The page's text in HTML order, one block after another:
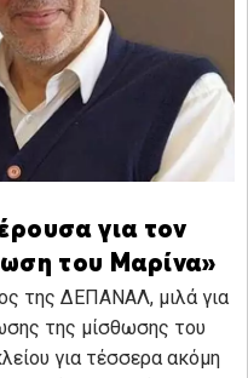
για τον
του Μαρίνα»
της ΔΕΠΑΝΑΛ, μιλά για
της μίσθωσης του
για τέσσερα ακόμη